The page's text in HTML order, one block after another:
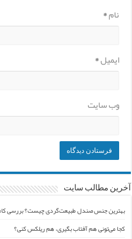
نام*
ایمیل*
وب‌ سایت
آخرین مطالب سایت
بهترین جنس صندل طبیعت‌گردی چیست؟ بررسی
کجا می‌تونی هم آفتاب بگیری، هم ریلکس کنی؟